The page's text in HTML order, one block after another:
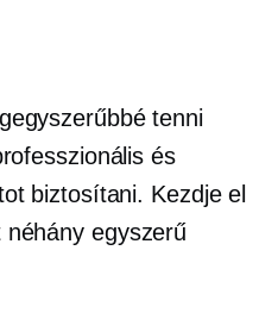
tenni
és
biztosítani. Kezdje el
egyszerű